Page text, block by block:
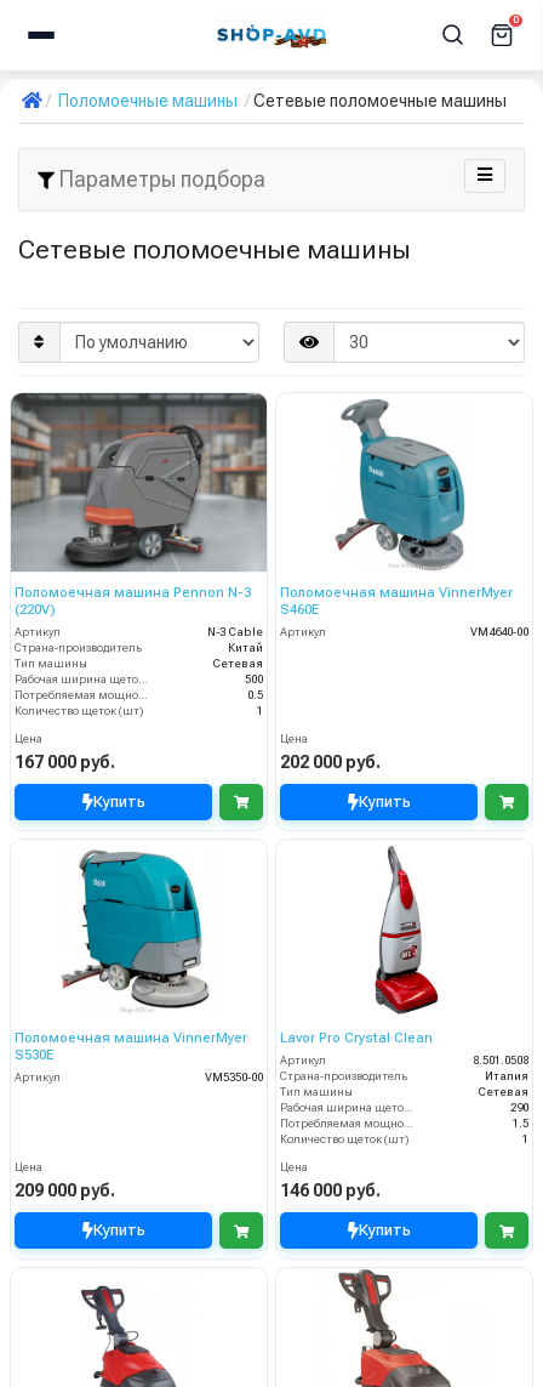
0
Поломоечные машины Сетевые поломоечные машины
Параметры подбора
Сетевые поломоечные машины
Поломоечная машина Pennon N-3
(220V)
Артикул
N-3 Cable
Страна-производитель
Китай
Тип машины
Сетевая
500
0.5
Количество щеток (шт)
1
Цена
167 000 руб.
Купить
Поломоечная машина VinnerMyer
S460E
Артикул VM4640-00
Цена
202 000 руб.
Купить
Поломоечная машина VinnerMyer
S530E
Артикул VM5350-00
Цена
209 000 руб.
Купить
Lavor Pro Crystal Clean
Артикул
8.501.0508
Страна-производитель
Италия
Тип машины
Сетевая
Рабочая ширина щеток (мм)
290
Потребляемая мощность (кВт)
1.5
Количество щеток (шт)
1
Цена
146 000 руб.
Купить